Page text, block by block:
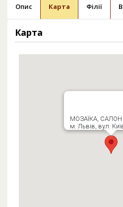
Опис Карта Філії
Карта
МОЗАЇКА, САЛОН
м. Львів, вул.